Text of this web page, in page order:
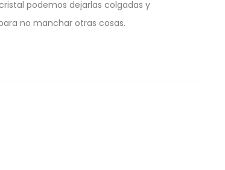
podemos dejarlas colgadas y
no manchar otras cosas.